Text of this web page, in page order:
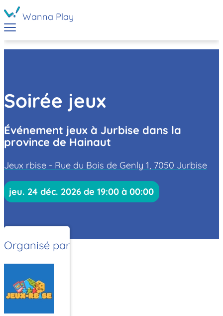
Wanna Play
Soirée jeux
Événement jeux à Jurbise dans la
province de Hainaut
Jeux rbise - Rue du Bois de Genly 1, 7050 Jurbise
jeu. 24 déc. 2026 de 19:00 à 00:00
Organisé par